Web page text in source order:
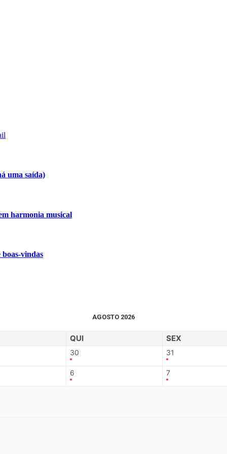
uma saída)
harmonia musical
boas-vindas
AGOSTO 2026
QUI SEX
30 31
6 7